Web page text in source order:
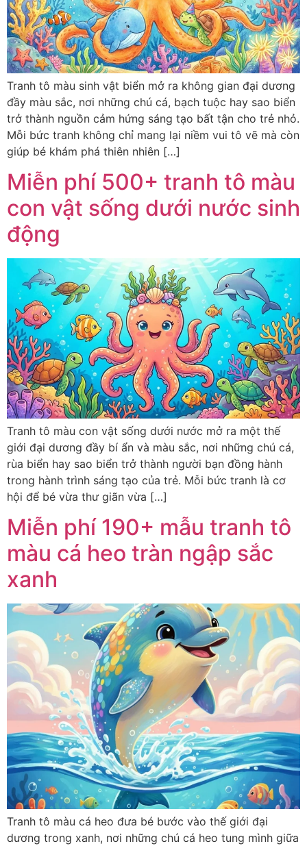
Tranh tô màu sinh vật biển mở ra không gian đại dương
đầy màu sắc, nơi những chú cá, bạch tuộc hay sao biển
trở thành nguồn cảm hứng sáng tạo bất tận cho trẻ nhỏ.
Mỗi bức tranh không chỉ mang lại niềm vui tô vẽ mà còn
giúp bé khám phá thiên nhiên […]
Miễn phí 500+ tranh tô màu
con vật sống dưới nước sinh
động
Tranh tô màu con vật sống dưới nước mở ra một thế
giới đại dương đầy bí ẩn và màu sắc, nơi những chú cá,
rùa biển hay sao biển trở thành người bạn đồng hành
trong hành trình sáng tạo của trẻ. Mỗi bức tranh là cơ
hội để bé vừa thư giãn vừa […]
Miễn phí 190+ mẫu tranh tô
màu cá heo tràn ngập sắc
xanh
Tranh tô màu cá heo đưa bé bước vào thế giới đại
dương trong xanh, nơi những chú cá heo tung mình giữa